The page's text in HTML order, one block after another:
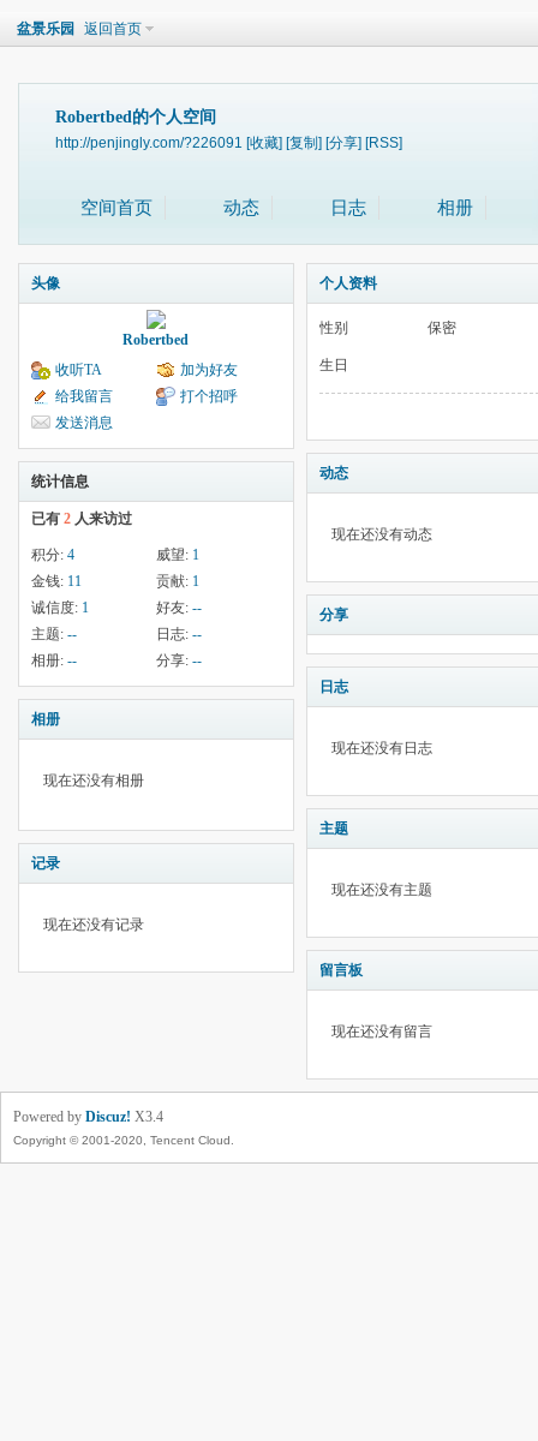
盆景乐园 返回首页
Robertbed的个人空间
http://penjingly.com/?226091 [收藏] [复制] [分享] [RSS]
空间首页 动态 日志 相册
头像
Robertbed
收听TA
加为好友
给我留言
打个招呼
发送消息
统计信息
已有 2 人来访过
积分: 4 威望: 1
金钱: 11 贡献: 1
诚信度: 1 好友: --
主题: -- 日志: --
相册: -- 分享: --
相册
现在还没有相册
记录
现在还没有记录
个人资料
性别 保密
生日
动态
现在还没有动态
分享
日志
现在还没有日志
主题
现在还没有主题
留言板
现在还没有留言
Powered by Discuz! X3.4
Copyright © 2001-2020, Tencent Cloud.